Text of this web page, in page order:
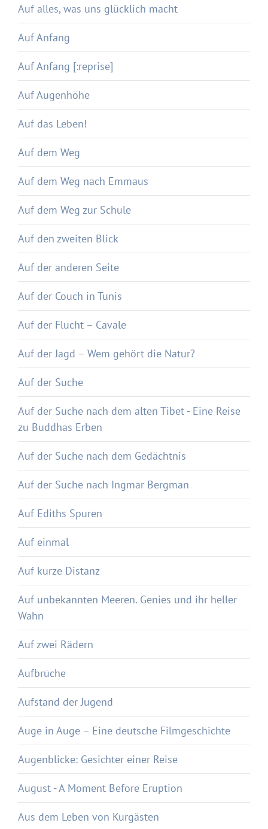
Auf alles, was uns glücklich macht
Auf Anfang
Auf Anfang [:reprise]
Auf Augenhöhe
Auf das Leben!
Auf dem Weg
Auf dem Weg nach Emmaus
Auf dem Weg zur Schule
Auf den zweiten Blick
Auf der anderen Seite
Auf der Couch in Tunis
Auf der Flucht – Cavale
Auf der Jagd – Wem gehört die Natur?
Auf der Suche
Auf der Suche nach dem alten Tibet - Eine Reise
zu Buddhas Erben
Auf der Suche nach dem Gedächtnis
Auf der Suche nach Ingmar Bergman
Auf Ediths Spuren
Auf einmal
Auf kurze Distanz
Auf unbekannten Meeren. Genies und ihr heller
Wahn
Auf zwei Rädern
Aufbrüche
Aufstand der Jugend
Auge in Auge – Eine deutsche Filmgeschichte
Augenblicke: Gesichter einer Reise
August - A Moment Before Eruption
Aus dem Leben von Kurgästen